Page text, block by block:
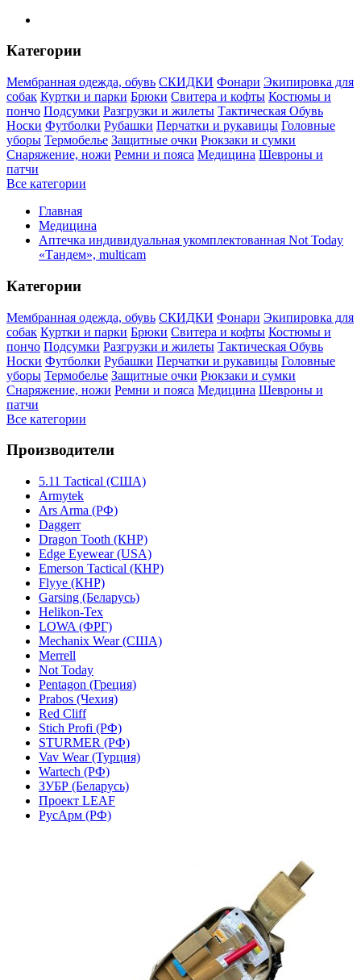
Категории
Мембранная одежда, обувь СКИДКИ Фонари Экипировка для
собак Куртки и парки Брюки Свитера и кофты Костюмы и
пончо Подсумки Разгрузки и жилеты Тактическая Обувь
Носки Футболки Рубашки Перчатки и рукавицы Головные
уборы Термобелье Защитные очки Рюкзаки и сумки
Снаряжение, ножи Ремни и пояса Медицина Шевроны и
патчи
Все категории
Главная
Медицина
Аптечка индивидуальная укомплектованная Not Today
«Тандем», multicam
Категории
Мембранная одежда, обувь СКИДКИ Фонари Экипировка для
собак Куртки и парки Брюки Свитера и кофты Костюмы и
пончо Подсумки Разгрузки и жилеты Тактическая Обувь
Носки Футболки Рубашки Перчатки и рукавицы Головные
уборы Термобелье Защитные очки Рюкзаки и сумки
Снаряжение, ножи Ремни и пояса Медицина Шевроны и
патчи
Все категории
Производители
5.11 Tactical (США)
Armytek
Ars Arma (РФ)
Daggerr
Dragon Tooth (КНР)
Edge Eyewear (USA)
Emerson Tactical (КНР)
Flyye (КНР)
Garsing (Беларусь)
Helikon-Tex
LOWA (ФРГ)
Mechanix Wear (США)
Merrell
Not Today
Pentagon (Греция)
Prabos (Чехия)
Red Cliff
Stich Profi (РФ)
STURMER (РФ)
Vav Wear (Турция)
Wartech (РФ)
ЗУБР (Беларусь)
Проект LEAF
РусАрм (РФ)